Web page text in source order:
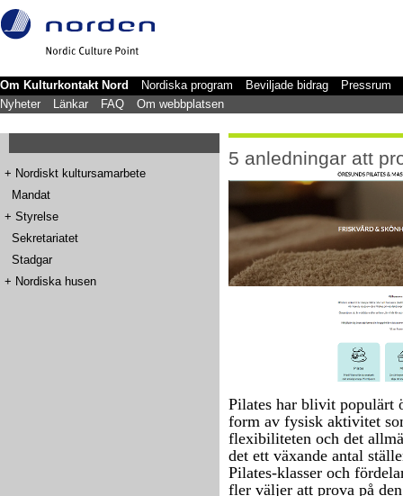
Om Kulturkontakt Nord Nordiska program Beviljade bidrag
Pressrum
Nyheter
Länkar FAQ Om webbplatsen
+ Nordiskt kultursamarbete
Mandat
+ Styrelse
Sekretariatet
Stadgar
+ Nordiska husen
5 anledningar att
Pilates har blivit populärt
form av fysisk aktivitet
flexibiliteten och det
det ett växande antal
Pilates-klasser och
fler väljer att prova på